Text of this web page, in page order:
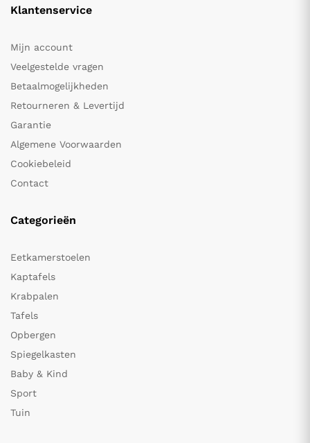
Klantenservice
Mijn account
Veelgestelde vragen
Betaalmogelijkheden
Retourneren & Levertijd
Garantie
Algemene Voorwaarden
Cookiebeleid
Contact
Categorieën
Eetkamerstoelen
Kaptafels
Krabpalen
Tafels
Opbergen
Spiegelkasten
Baby & Kind
Sport
Tuin